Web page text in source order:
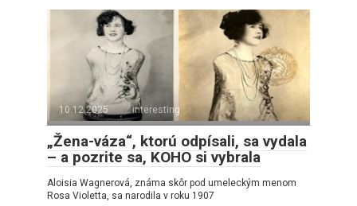
10.12.2025 interesting
„Žena-váza“, ktorú odpísali, sa vydala
– a pozrite sa, KOHO si vybrala
Aloisia Wagnerová, známa skôr pod umeleckým menom
Rosa Violetta, sa narodila v roku 1907